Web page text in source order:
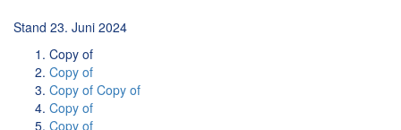
Stand 23. Juni 2024
Copy of
Copy of
Copy of Copy of
Copy of
Copy of